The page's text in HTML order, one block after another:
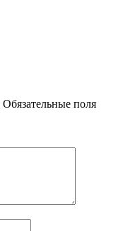
Обязательные поля